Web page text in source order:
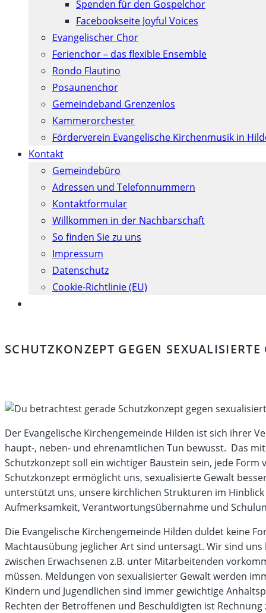
Spenden für den Gospelchor
Facebookseite Joyful Voices
Evangelischer Chor
Ferienchor – das flexible Ensemble
Rondo Flautino
Posaunenchor
Gemeindeband Grenzenlos
Kammerorchester
Förderverein Evangelische Kirchenmusik in
Kontakt
Gemeindebüro
Adressen und Telefonnummern
Kontaktformular
Willkommen in der Nachbarschaft
So finden Sie zu uns
Impressum
Datenschutz
Cookie-Richtlinie (EU)
SCHUTZKONZEPT GEGEN SEXUALISIERTE
Der Evangelische Kirchengemeinde Hilden ist sich ihrer
haupt-, neben- und ehrenamtlichen Tun bewusst. Das
Schutzkonzept soll ein wichtiger Baustein sein, jede
Schutzkonzept ermöglicht uns, sexualisierte Gewalt
unterstützt uns, unsere kirchlichen Strukturen im
Aufmerksamkeit, Verantwortungsübernahme und
Die Evangelische Kirchengemeinde Hilden duldet keine
Machtausübung jeglicher Art sind untersagt. Wir sind
zwischen Erwachsenen z.B. unter Mitarbeitenden
müssen. Meldungen von sexualisierter Gewalt werden
Kindern und Jugendlichen sind immer gewichtige
Rechten der Betroffenen und Beschuldigten ist